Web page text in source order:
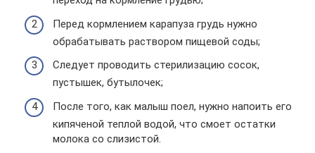
Перед кормлением карапуза грудь нужно
обрабатывать раствором пищевой соды;
Следует проводить стерилизацию сосок,
пустышек, бутылочек;
После того, как малыш поел, нужно напоить его
кипяченой теплой водой, что смоет остатки
молока со слизистой.